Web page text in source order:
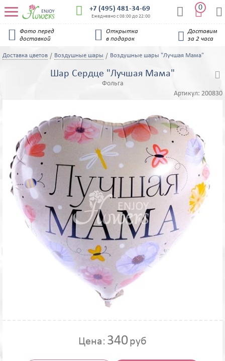
 +7 (495) 481-34-69
Ежедневно с 08:00 до 22:00  
0 

Фото перед
доставкой

Открытка
в подарок

Доставим
за 2 часа
Доставка цветов Воздушные шары Воздушные шары "Лучшая Мама"
Шар Сердце "Лучшая Мама"
Фольга
Артикул: 200830
Цена: 340руб
